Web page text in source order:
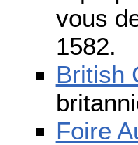
vous
1582.
British
Foire